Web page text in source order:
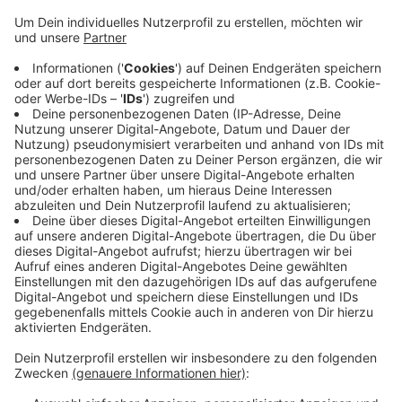
zu zwölf Jahren Haft verurteilt. Die Frau, die jetzt
klagt, war als Jugendliche in den 70er und 80er
Jahren Opfer des Mannes. Sie argumentiert, das
Erzbistum trage eine Mitschuld, unter anderem
weil sich der Missbrauch im Priesterseminar
ereignet habe. Das Bistum lehnt die
Mitverantwortung ab. Zunächst war ein Urteil für
nächste Woche avisiert, jetzt hat die Klägerin aber
neue Aspekte ins Verfahren eingebracht, so dass
weiter verhandelt wird.
Veröffentlicht:Mittwoch, 11.09.2024 16:06
Anzeige